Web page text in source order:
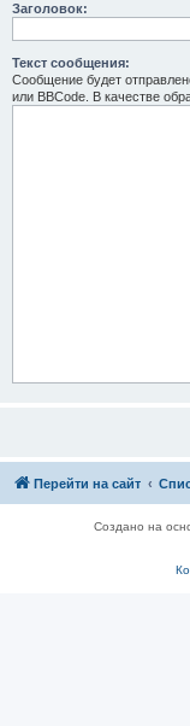
Заголовок:
Текст сообщения:
Сообщение будет
или BBCode. В качестве
Перейти на сайт
Создано на